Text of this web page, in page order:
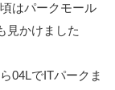
はパークモール
見かけました
04LでITパークま